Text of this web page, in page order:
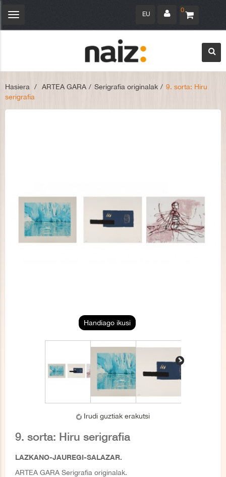
0
EU
Navegación
Hasiera > ARTEA GARA > Serigrafia originalak > 9. sorta: Hiru
serigrafia
Handiago ikusi
Irudi guztiak erakutsi
9. sorta: Hiru serigrafia
LAZKANO-JAUREGI-SALAZAR.
ARTEA GARA Serigrafia originalak.